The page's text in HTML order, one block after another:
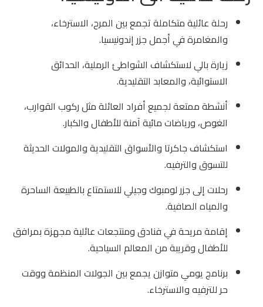
رحلة عائلية متكاملة تجمع بين المرح، الاسترخاء،
والمغامرة في أجمل جزر إندونيسيا.
زيارة بالي لاستكشاف الشواطئ الرملية، الحدائق
الاستوائية، والمعابد التقليدية.
أنشطة ممتعة لجميع أفراد العائلة مثل ركوب القوارب،
الغوص، ورياضات مائية آمنة للأطفال والكبار.
استكشاف جاكرتا والأسواق التقليدية والمولات الحديثة
للتسوق والترفيه.
رحلات إلى جزر لومبوك وجيلي للاستمتاع بالطبيعة الساحرة
والمياه الصافية.
إقامة مريحة في فنادق ومنتجعات عائلية مجهزة بمرافق
للأطفال وقريبة من المعالم السياحية.
برنامج يومي متوازن يجمع بين الجولات المنظمة ووقت
حر للترفيه والاسترخاء.